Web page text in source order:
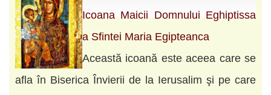
Icoana Maicii Domnului Eghiptissa
a Sfintei Maria Egipteanca
Această icoană este aceea care se
afla în Biserica Învierii de la Ierusalim şi pe care